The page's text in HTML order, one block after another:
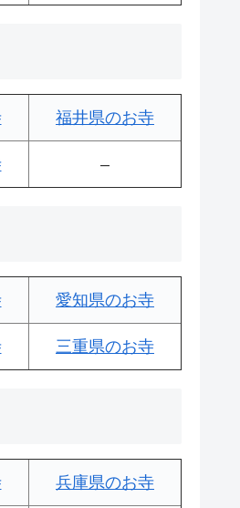
福井県のお寺
–
愛知県のお寺
三重県のお寺
兵庫県のお寺